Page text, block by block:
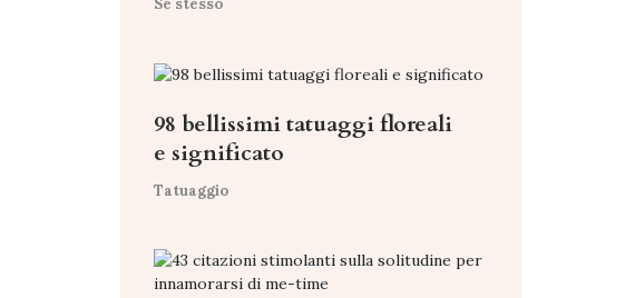
Se stesso
98 bellissimi tatuaggi floreali
e significato
Tatuaggio